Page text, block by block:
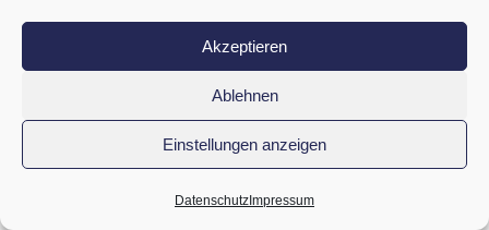
Akzeptieren
Ablehnen
Einstellungen anzeigen
Datenschutz Impressum
Selbsterkenntnis und
Selbstliebe wartet auf
Ja, es kann so einfach sein. Du kannst